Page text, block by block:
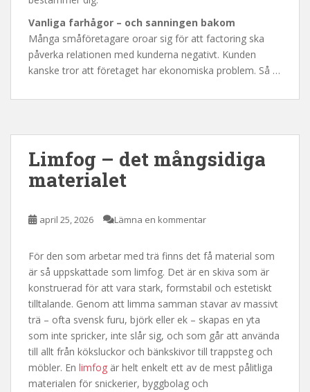
Vanliga farhågor – och sanningen bakom
Många småföretagare oroar sig för att factoring ska
påverka relationen med kunderna negativt. Kunden
kanske tror att företaget har ekonomiska problem. Så …
Limfog – det mångsidiga
materialet
april 25, 2026 Lämna en kommentar
För den som arbetar med trä finns det få material som
är så uppskattade som limfog. Det är en skiva som är
konstruerad för att vara stark, formstabil och estetiskt
tilltalande. Genom att limma samman stavar av massivt
trä – ofta svensk furu, björk eller ek – skapas en yta
som inte spricker, inte slår sig, och som går att använda
till allt från köksluckor och bänkskivor till trappsteg och
möbler. En limfog är helt enkelt ett av de mest pålitliga
materialen för snickerier, byggbolag och